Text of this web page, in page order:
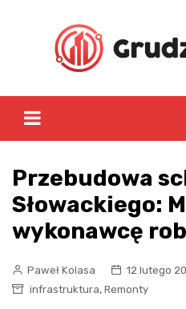
Przebudowa
Słowackiego:
wykonawcę
Paweł Kolasa
12 lutego
infrastruktura, Remonty